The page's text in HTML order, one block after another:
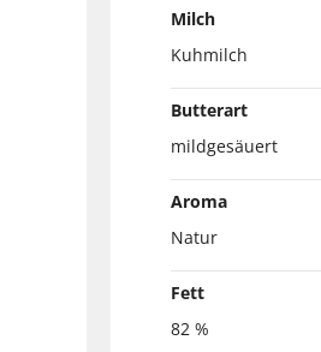
Milch
Kuhmilch
Butterart
mildgesäuert
Aroma
Natur
Fett
82 %